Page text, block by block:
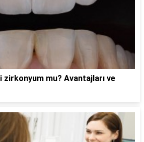
zirkonyum mu? Avantajları ve